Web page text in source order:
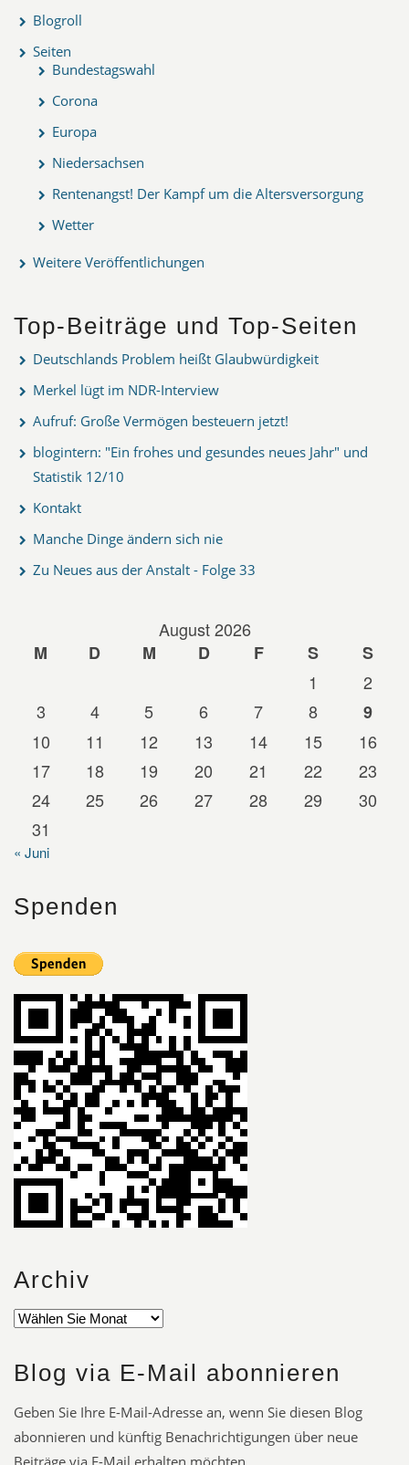
Blogroll
Seiten
Bundestagswahl
Corona
Europa
Niedersachsen
Rentenangst! Der Kampf um die Altersversorgung
Wetter
Weitere Veröffentlichungen
Top-Beiträge und Top-Seiten
Deutschlands Problem heißt Glaubwürdigkeit
Merkel lügt im NDR-Interview
Aufruf: Große Vermögen besteuern jetzt!
blogintern: "Ein frohes und gesundes neues Jahr" und
Statistik 12/10
Kontakt
Manche Dinge ändern sich nie
Zu Neues aus der Anstalt - Folge 33
August 2026
M
D M D F S
S
1
2
3
4 5 6 7 8
9
10
11 12 13 14 15
16
17
18 19 20 21 22
23
24
25 26 27 28 29
30
31
« Juni
Spenden
Archiv
Blog via E-Mail abonnieren
Geben Sie Ihre E-Mail-Adresse an, wenn Sie diesen Blog
abonnieren und künftig Benachrichtigungen über neue
Beiträge via E-Mail erhalten möchten.